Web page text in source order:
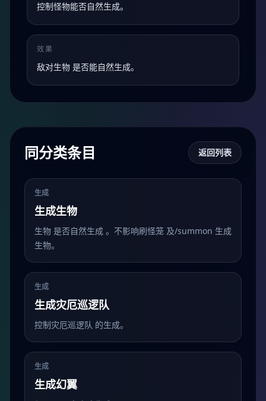
控制怪物能否自然生成。
效果
敌对生物 是否能自然生成。
同分类条目 返回列表
生成
生成生物
生物 是否自然生成 。不影响刷怪笼 及/summon 生成
生物。
生成
生成灾厄巡逻队
控制灾厄巡逻队 的生成。
生成
生成幻翼